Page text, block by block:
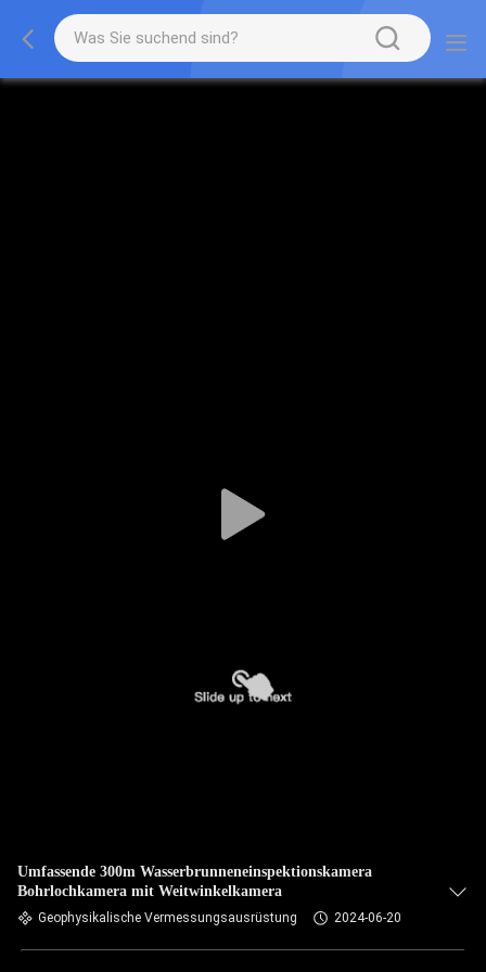
Umfassende 300m Wasserbrunneneinspektionskamera
Bohrlochkamera mit Weitwinkelkamera
Geophysikalische Vermessungsausrüstung 2024-06-20